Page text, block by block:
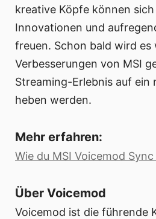
kreative Köpfe können
Innovationen und
freuen. Schon bald wird es
Verbesserungen von MSI
Streaming-Erlebnis auf ein
heben werden.
Mehr erfahren:
Wie du MSI Voicemod
Über Voicemod
Voicemod ist die führende